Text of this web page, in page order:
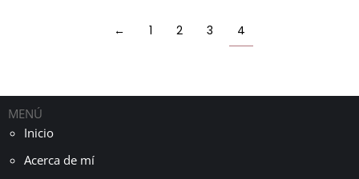
← 1 2 3 4
MENÚ
Inicio
Acerca de mí